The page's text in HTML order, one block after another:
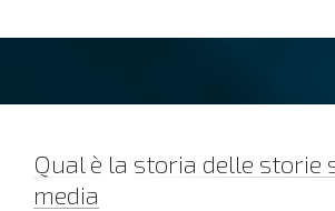
Qual è la storia delle storie
media